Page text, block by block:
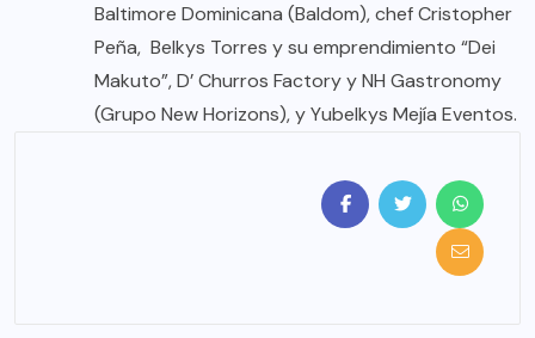
Baltimore Dominicana (Baldom), chef Cristopher
Peña, Belkys Torres y su emprendimiento “Dei
Makuto”, D’ Churros Factory y NH Gastronomy
(Grupo New Horizons), y Yubelkys Mejía Eventos.